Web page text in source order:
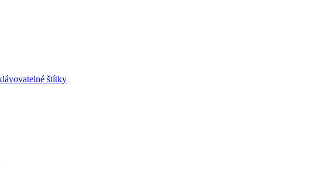
štítky